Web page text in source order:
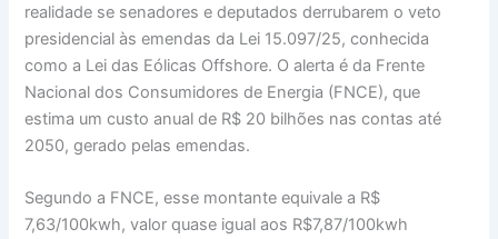
realidade se senadores e deputados derrubarem o veto
presidencial às emendas da Lei 15.097/25, conhecida
como a Lei das Eólicas Offshore. O alerta é da Frente
Nacional dos Consumidores de Energia (FNCE), que
estima um custo anual de R$ 20 bilhões nas contas até
2050, gerado pelas emendas.
Segundo a FNCE, esse montante equivale a R$
7,63/100kwh, valor quase igual aos R$7,87/100kwh